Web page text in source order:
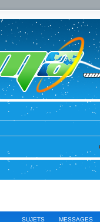
SUJETS MESSAGES